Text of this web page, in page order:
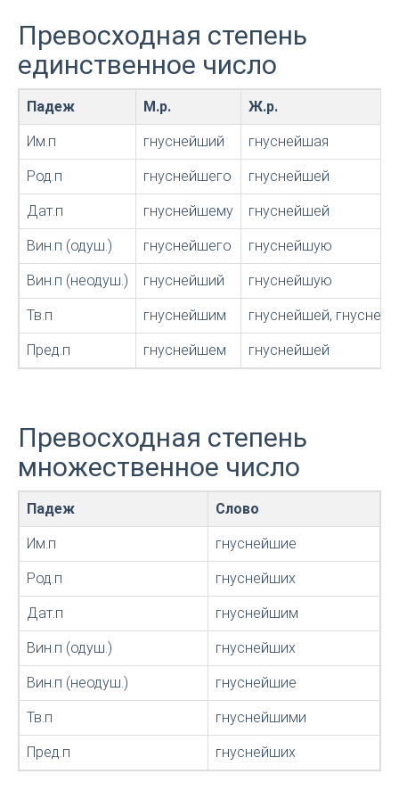
Превосходная степень
единственное число
Падеж М.р. Ж.р.
Им.п гнуснейший гнуснейшая
Род.п гнуснейшего гнуснейшей
Дат.п гнуснейшему гнуснейшей
Вин.п (одуш.) гнуснейшего гнуснейшую
Вин.п (неодуш.) гнуснейший гнуснейшую
Тв.п гнуснейшим гнуснейшей,
Пред.п гнуснейшем гнуснейшей
Превосходная степень
множественное число
Падеж Слово
Им.п гнуснейшие
Род.п гнуснейших
Дат.п гнуснейшим
Вин.п (одуш.) гнуснейших
Вин.п (неодуш.) гнуснейшие
Тв.п гнуснейшими
Пред.п гнуснейших